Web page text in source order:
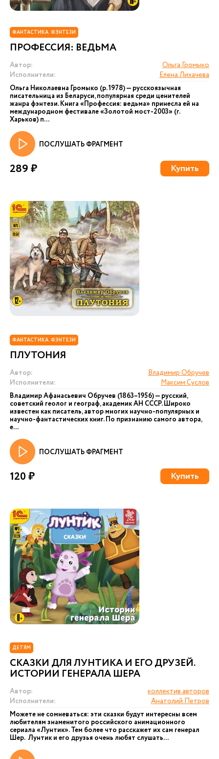
ФАНТАСТИКА. ФЭНТЕЗИ
ПРОФЕССИЯ: ВЕДЬМА
Автор:
Ольга Громыко
Исполнители:
Елена Лихачева
Ольга Николаевна Громыко (р. 1978) — русскоязычная
писательница из Беларуси, популярная среди ценителей
жанра фэнтези. Книга «Профессия: ведьма» принесла ей на
международном фестивале «Золотой мост-2003» (г.
Харьков) п...
ПОСЛУШАТЬ ФРАГМЕНТ
289 ₽ Купить
ФАНТАСТИКА. ФЭНТЕЗИ
ПЛУТОНИЯ
Автор:
Владимир Обручев
Исполнители:
Максим Суслов
Владимир Афанасьевич Обручев (1863–1956) — русский,
советский геолог и географ, академик АН СССР. Широко
известен как писатель, автор многих научно-популярных и
научно-фантастических книг. По признанию самого автора,
е...
ПОСЛУШАТЬ ФРАГМЕНТ
120 ₽ Купить
ДЕТЯМ
СКАЗКИ ДЛЯ ЛУНТИКА И ЕГО ДРУЗЕЙ.
ИСТОРИИ ГЕНЕРАЛА ШЕРА
Автор:
коллектив авторов
Исполнители:
Анатолий Петров
Можете не сомневаться: эти сказки будут интересны всем
любителям знаменитого российского анимационного
сериала «Лунтик». Тем более что расскажет их сам генерал
Шер. Лунтик и его друзья очень любят слушать...